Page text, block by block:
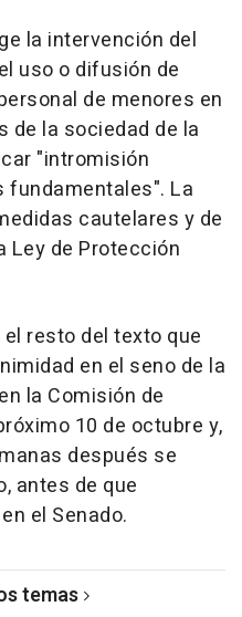
la intervención del
uso o difusión de
de menores en
de la sociedad de la
"intromisión
fundamentales". La
cautelares y de
Ley de Protección
resto del texto que
en el seno de la
la Comisión de
10 de octubre y,
después se
antes de que
el Senado.
temas